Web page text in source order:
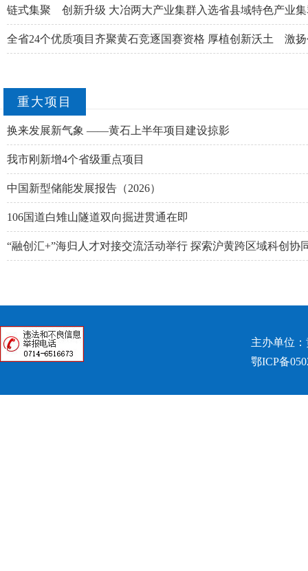
链式集聚 创新升级 大冶两大产业集群入选省县域特色产业
全省24个优质项目齐聚黄石竞逐国赛资格 厚植创新沃土 激
重大项目
换来发展新气象 ——黄石上半年项目建设掠影
我市刚新增4个省级重点项目
中国新型储能发展报告（2026）
106国道白雉山隧道双向掘进贯通在即
“融创汇+”海归人才对接交流活动举行 探索沪黄跨区域科创协
主办单位
鄂ICP备